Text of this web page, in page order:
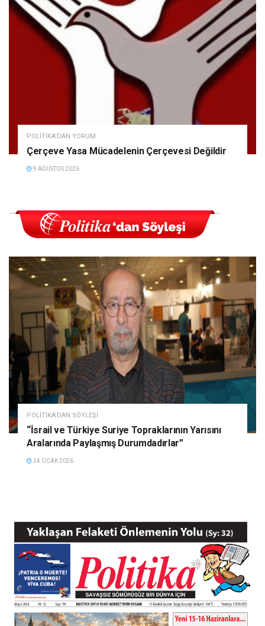
POLITIKA'DAN YORUM
Çerçeve Yasa Mücadelenin Çerçevesi Değildir
9 AĞUSTOS 2026
POLITIKA'DAN SÖYLEŞI
“İsrail ve Türkiye Suriye Topraklarının Yarısını
Aralarında Paylaşmış Durumdadırlar”
24 OCAK 2026